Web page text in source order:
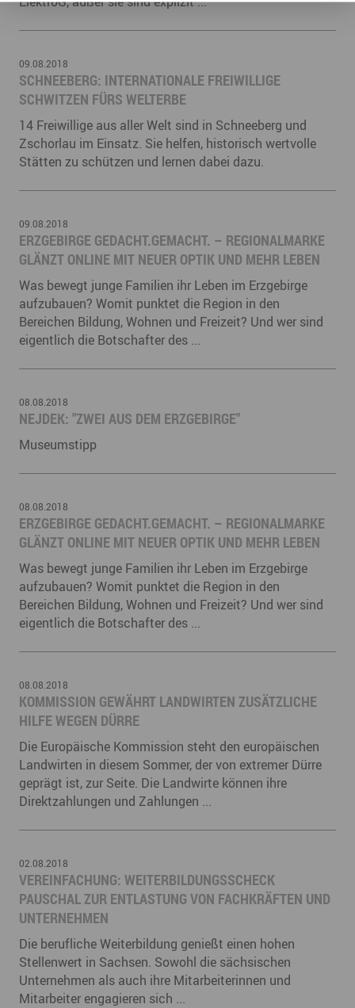
09.08.2018
SCHNEEBERG: INTERNATIONALE FREIWILLIGE
SCHWITZEN FÜRS WELTERBE
14 Freiwillige aus aller Welt sind in Schneeberg und
Zschorlau im Einsatz. Sie helfen, historisch wertvolle
Stätten zu schützen und lernen dabei dazu.
09.08.2018
ERZGEBIRGE GEDACHT.GEMACHT. – REGIONALMARKE
GLÄNZT ONLINE MIT NEUER OPTIK UND MEHR LEBEN
Was bewegt junge Familien ihr Leben im Erzgebirge
aufzubauen? Womit punktet die Region in den
Bereichen Bildung, Wohnen und Freizeit? Und wer sind
eigentlich die Botschafter des ...
08.08.2018
NEJDEK: "ZWEI AUS DEM ERZGEBIRGE"
Museumstipp
08.08.2018
ERZGEBIRGE GEDACHT.GEMACHT. – REGIONALMARKE
GLÄNZT ONLINE MIT NEUER OPTIK UND MEHR LEBEN
Was bewegt junge Familien ihr Leben im Erzgebirge
aufzubauen? Womit punktet die Region in den
Bereichen Bildung, Wohnen und Freizeit? Und wer sind
eigentlich die Botschafter des ...
08.08.2018
KOMMISSION GEWÄHRT LANDWIRTEN ZUSÄTZLICHE
HILFE WEGEN DÜRRE
Die Europäische Kommission steht den europäischen
Landwirten in diesem Sommer, der von extremer Dürre
geprägt ist, zur Seite. Die Landwirte können ihre
Direktzahlungen und Zahlungen ...
02.08.2018
​VEREINFACHUNG: WEITERBILDUNGSSCHECK
PAUSCHAL ZUR ENTLASTUNG VON FACHKRÄFTEN UND
UNTERNEHMEN
Die berufliche Weiterbildung genießt einen hohen
Stellenwert in Sachsen. Sowohl die sächsischen
Unternehmen als auch ihre Mitarbeiterinnen und
Mitarbeiter engagieren sich ...